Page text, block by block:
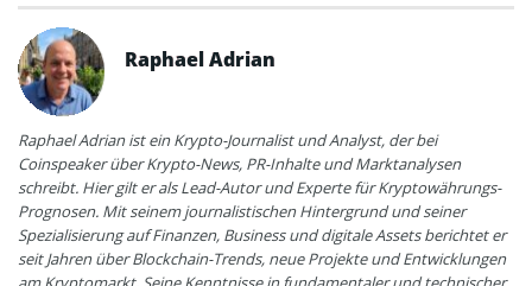
Raphael Adrian
Raphael Adrian ist ein Krypto-Journalist und Analyst, der bei
Coinspeaker über Krypto-News, PR-Inhalte und Marktanalysen
schreibt. Hier gilt er als Lead-Autor und Experte für Kryptowährungs-
Prognosen. Mit seinem journalistischen Hintergrund und seiner
Spezialisierung auf Finanzen, Business und digitale Assets berichtet er
seit Jahren über Blockchain-Trends, neue Projekte und Entwicklungen